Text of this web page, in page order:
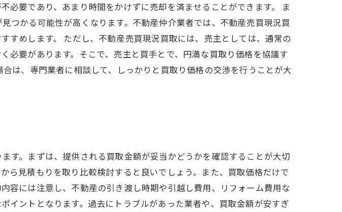
要であり、あまり時間をかけずに売却を済ませることができます。 ま
つかる可能性が高くなります。不動産仲介業者では、不動産売買現況買
すめします。 ただし、不動産売買現況買取には、売主としては、通常の
要があります。そこで、売主と買手とで、円満な買取り価格を協議す
は、専門業者に相談して、しっかりと買取り価格の交渉を行うことが大
す。まずは、提供される買取金額が妥当かどうかを確認することが大切
ら見積もりを取り比較検討すると良いでしょう。また、買取価格だけで
容には注意し、不動産の引き渡し時期や引越し費用、リフォーム費用な
イントとなります。過去にトラブルがあった業者や、買取金額が安すぎ